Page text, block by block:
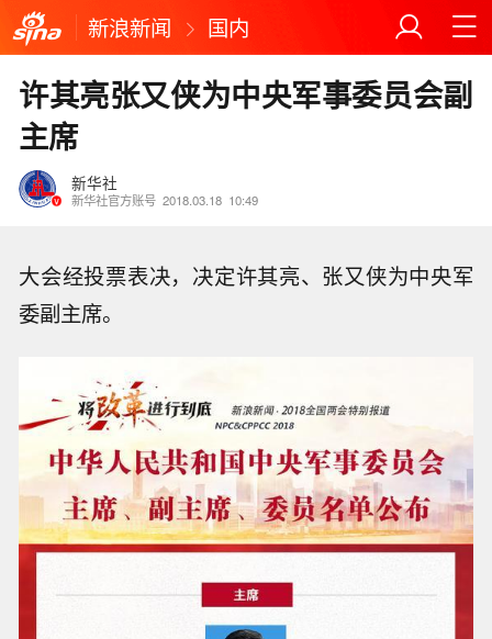
新浪新闻 国内
许其亮张又侠为中央军事委员会副
主席
新华社
新华社官方账号 2018.03.18 10:49
大会经投票表决，决定许其亮、张又侠为中央军
委副主席。